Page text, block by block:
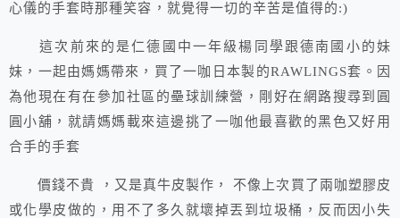
心儀的手套時那種笑容，就覺得一切的辛苦是值得的:)
這次前來的是仁德國中一年級楊同學跟德南國小的妹
妹，一起由媽媽帶來，買了一咖日本製的RAWLINGS套。因
為他現在有在參加社區的壘球訓練營，剛好在網路搜尋到圓
圓小舖，就請媽媽載來這邊挑了一咖他最喜歡的黑色又好用
合手的手套
價錢不貴 ，又是真牛皮製作， 不像上次買了兩咖塑膠皮
或化學皮做的，用不了多久就壞掉丟到垃圾桶，反而因小失